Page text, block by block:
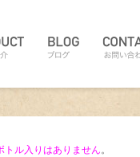
トル入りはありません。